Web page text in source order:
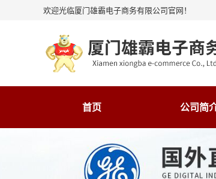
欢迎光临厦门雄霸电子商务有限公司官网！
首页 公司简